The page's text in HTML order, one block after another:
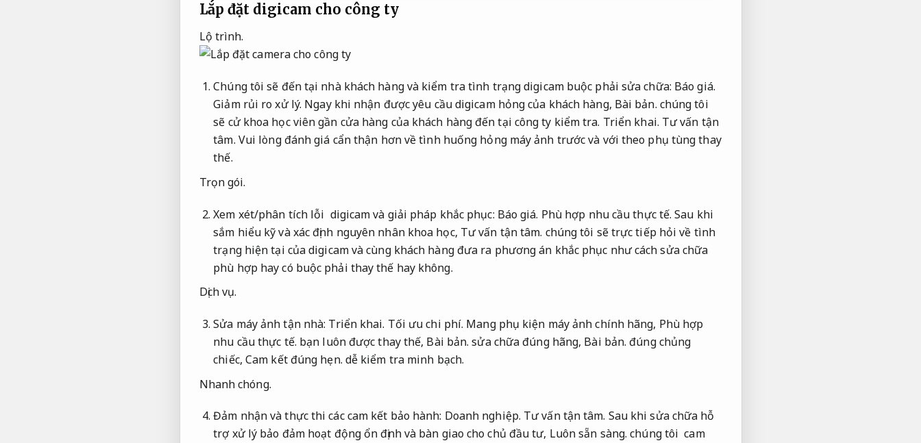
Lắp đặt digicam cho công ty
Lộ trình.
Chúng tôi sẽ đến tại nhà khách hàng và kiểm tra tình trạng digicam buộc phải sửa chữa: Báo giá.
Giảm rủi ro xử lý. Ngay khi nhận được yêu cầu digicam hỏng của khách hàng, Bài bản. chúng tôi
sẽ cử khoa học viên gần cửa hàng của khách hàng đến tại công ty kiểm tra. Triển khai. Tư vấn tận
tâm. Vui lòng đánh giá cẩn thận hơn về tình huống hỏng máy ảnh trước và với theo phụ tùng thay
thế.
Trọn gói.
Xem xét/phân tích lỗi digicam và giải pháp khắc phục: Báo giá. Phù hợp nhu cầu thực tế. Sau khi
sắm hiểu kỹ và xác định nguyên nhân khoa học, Tư vấn tận tâm. chúng tôi sẽ trực tiếp hỏi về tình
trạng hiện tại của digicam và cùng khách hàng đưa ra phương án khắc phục như cách sửa chữa
phù hợp hay có buộc phải thay thế hay không.
Dịch vụ.
Sửa máy ảnh tận nhà: Triển khai. Tối ưu chi phí. Mang phụ kiện máy ảnh chính hãng, Phù hợp
nhu cầu thực tế. bạn luôn được thay thế, Bài bản. sửa chữa đúng hãng, Bài bản. đúng chủng
chiếc, Cam kết đúng hẹn. dễ kiểm tra minh bạch.
Nhanh chóng.
Đảm nhận và thực thi các cam kết bảo hành: Doanh nghiệp. Tư vấn tận tâm. Sau khi sửa chữa hỗ
trợ xử lý bảo đảm hoạt động ổn định và bàn giao cho chủ đầu tư, Luôn sẵn sàng. chúng tôi cam